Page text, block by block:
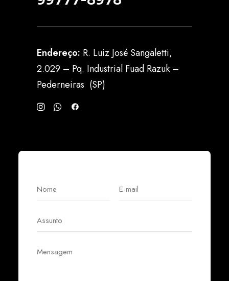
Endereço: R. Luiz José Sangaletti,
2.029 – Pq. Industrial Fuad Razuk –
Pederneiras (SP)